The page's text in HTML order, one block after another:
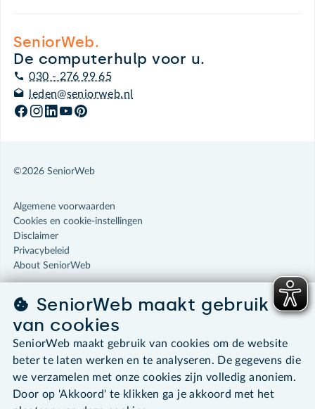
SeniorWeb.
De computerhulp voor u.
030 - 276 99 65
leden@seniorweb.nl
©2026 SeniorWeb
Algemene voorwaarden
Cookies en cookie-instellingen
Disclaimer
Privacybeleid
About SeniorWeb
SeniorWeb maakt gebruik
van cookies
SeniorWeb maakt gebruik van cookies om de website
beter te laten werken en te analyseren. De gegevens die
we verzamelen met onze cookies zijn volledig anoniem.
Door op 'Akkoord' te klikken ga je akkoord met het